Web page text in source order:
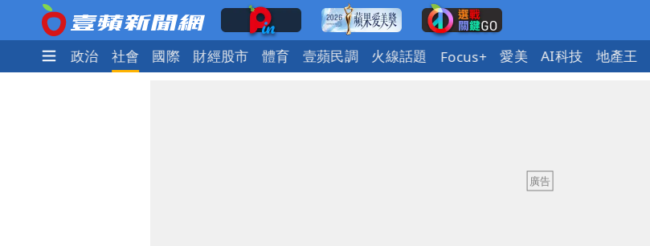
生活 政治 社會 國際 財經股市 體育 壹蘋民調 火線話題 Focus+ 愛美 AI科技 地產王